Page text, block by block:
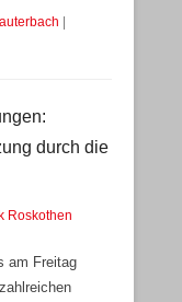
durch die
Roskothen
am Freitag